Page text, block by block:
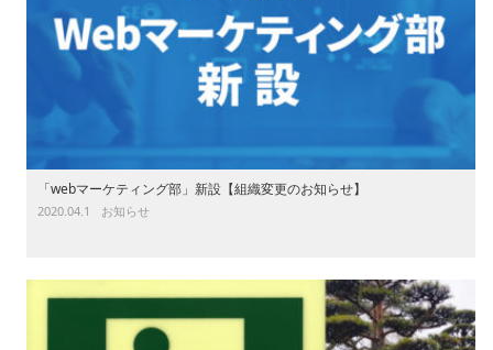
「webマーケティング部」新設【組織変更のお知らせ】
2020.04.1 お知らせ